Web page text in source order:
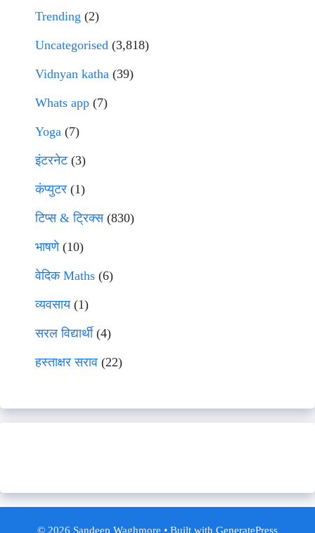
Trending (2)
Uncategorised (3,818)
Vidnyan katha (39)
Whats app (7)
Yoga (7)
इंटरनेट(3)
कंप्युटर (1)
टिप्स & ट्रिक्स(830)
भाषणे(10)
वेदिक Maths (6)
व्यवसाय(1)
सरल विद्यार्थी(4)
हस्ताक्षर सराव (22)
© 2026 Sandeep Waghmore • Built with GeneratePress